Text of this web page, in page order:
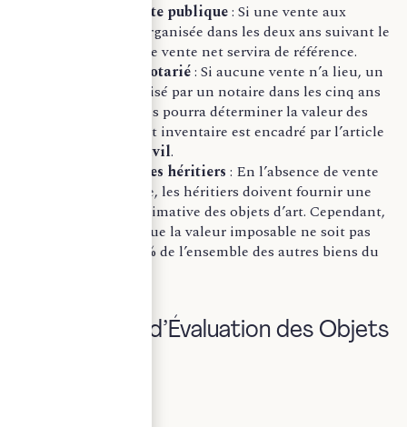
Le prix de vente publique: Si une vente aux
enchères est organisée dans les deux ans suivant le
décès, le prix de vente net servira de référence.
L’inventaire notarié: Si aucune vente n’a lieu, un
inventaire réalisé par un notaire dans les cinq ans
suivant le décès pourra déterminer la valeur des
objets d’art. Cet inventaire est encadré par l’article
Code civil.
Déclaration des héritiers : En l’absence de vente
ou d’inventaire, les héritiers doivent fournir une
déclaration estimative des objets d’art. Cependant,
la loi impose que la valeur imposable ne soit pas
inférieure à 5 % de l’ensemble des autres biens du
II) Méthodes d’Évaluation des Objets